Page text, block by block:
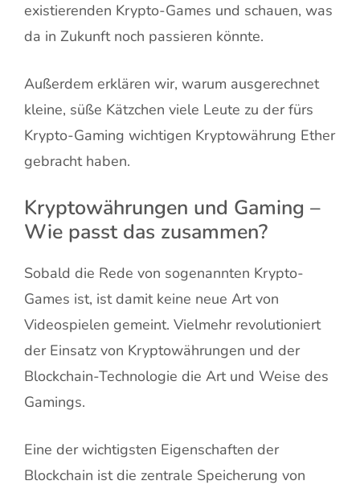
existierenden Krypto-Games und schauen, was
da in Zukunft noch passieren könnte.
Außerdem erklären wir, warum ausgerechnet
kleine, süße Kätzchen viele Leute zu der fürs
Krypto-Gaming wichtigen Kryptowährung Ether
gebracht haben.
Kryptowährungen und Gaming –
Wie passt das zusammen?
Sobald die Rede von sogenannten Krypto-
Games ist, ist damit keine neue Art von
Videospielen gemeint. Vielmehr revolutioniert
der Einsatz von Kryptowährungen und der
Blockchain-Technologie die Art und Weise des
Gamings.
Eine der wichtigsten Eigenschaften der
Blockchain ist die zentrale Speicherung von